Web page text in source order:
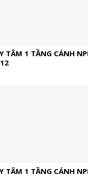
TÂM 1 TẦNG CÁNH
TÂM 1 TẦNG CÁNH